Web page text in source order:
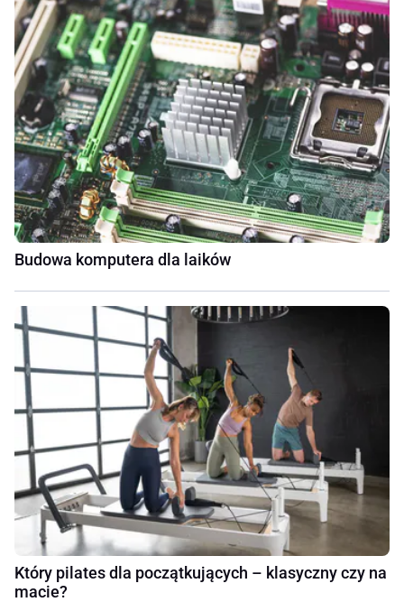
Budowa komputera dla laików
Który pilates dla początkujących – klasyczny czy na
macie?